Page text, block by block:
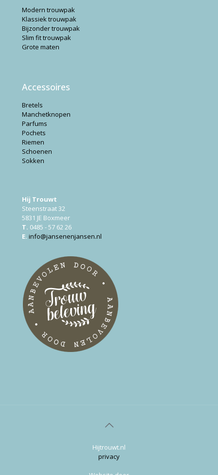
Modern trouwpak
Klassiek trouwpak
Bijzonder trouwpak
Slim fit trouwpak
Grote maten
Accessoires
Bretels
Manchetknopen
Parfums
Pochets
Riemen
Schoenen
Sokken
Hij Trouwt
Steenstraat 32
5831 JE Boxmeer
T. 0485 - 57 62 26
E. info@jansenenjansen.nl
Hijtrouwt.nl
privacy